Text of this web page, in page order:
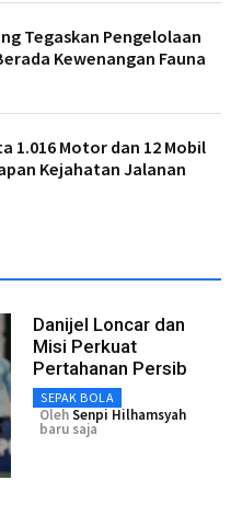
Tegaskan Pengelolaan
Kewenangan Fauna
1.016 Motor dan 12 Mobil
Kejahatan Jalanan
Danijel Loncar dan
Misi Perkuat
Pertahanan Persib
SEPAK BOLA
OlehSenpi Hilhamsyah
baru saja